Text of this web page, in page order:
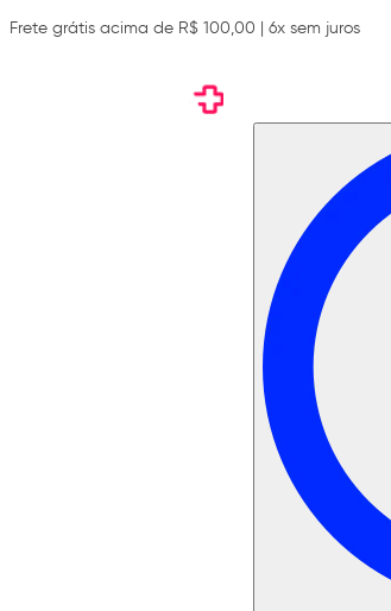
Frete grátis acima de R$ 100,00 | 6x sem juros